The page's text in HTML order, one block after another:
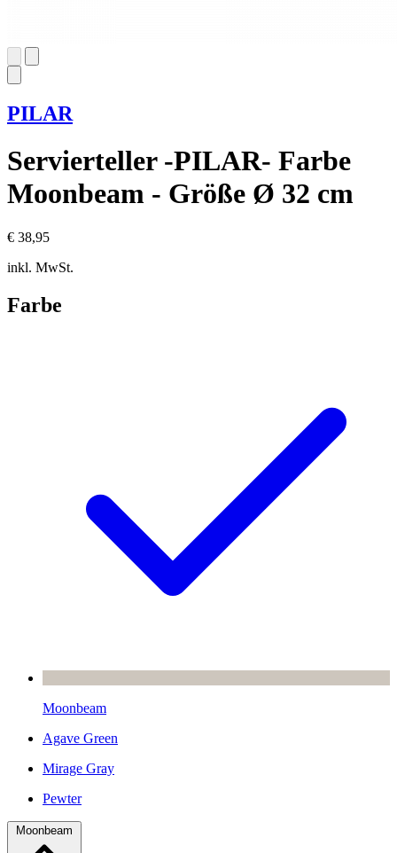
PILAR
Servierteller -PILAR- Farbe
Moonbeam - Größe Ø 32 cm
€ 38,95
inkl. MwSt.
Farbe
Moonbeam
Agave Green
Mirage Gray
Pewter
Moonbeam